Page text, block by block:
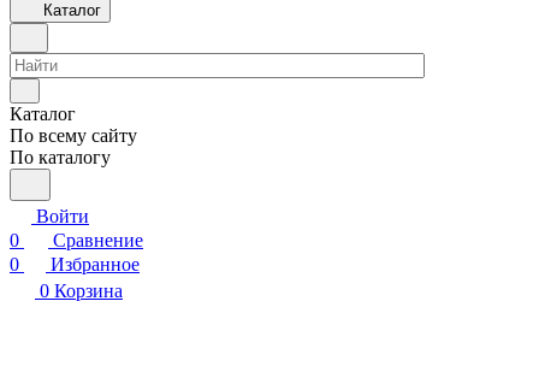
Каталог
Каталог
По всему сайту
По каталогу
Войти
0
Сравнение
0
Избранное
0 Корзина